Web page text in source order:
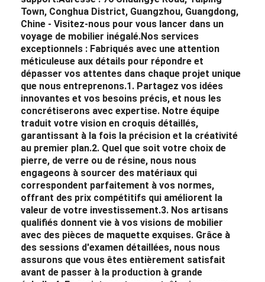
Town, Conghua District, Guangzhou, Guangdong,
Chine - Visitez-nous pour vous lancer dans un
voyage de mobilier inégalé.Nos services
exceptionnels : Fabriqués avec une attention
méticuleuse aux détails pour répondre et
dépasser vos attentes dans chaque projet unique
que nous entreprenons.1. Partagez vos idées
innovantes et vos besoins précis, et nous les
concrétiserons avec expertise. Notre équipe
traduit votre vision en croquis détaillés,
garantissant à la fois la précision et la créativité
au premier plan.2. Quel que soit votre choix de
pierre, de verre ou de résine, nous nous
engageons à sourcer des matériaux qui
correspondent parfaitement à vos normes,
offrant des prix compétitifs qui améliorent la
valeur de votre investissement.3. Nos artisans
qualifiés donnent vie à vos visions de mobilier
avec des pièces de maquette exquises. Grâce à
des sessions d'examen détaillées, nous nous
assurons que vous êtes entièrement satisfait
avant de passer à la production à grande